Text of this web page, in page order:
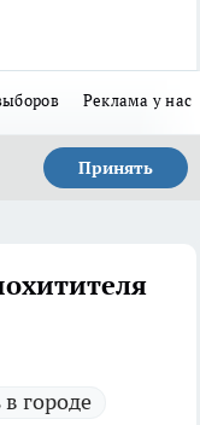
Реклама у нас
Принять
городе